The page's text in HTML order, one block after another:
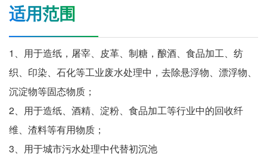
适用范围
1、用于造纸，屠宰、皮革、制糖，酿酒、食品加工、纺
织、印染、石化等工业废水处理中，去除悬浮物、漂浮物、
沉淀物等固态物质；
2、用于造纸、酒精、淀粉、食品加工等行业中的回收纤
维、渣料等有用物质；
3、用于城市污水处理中代替初沉池